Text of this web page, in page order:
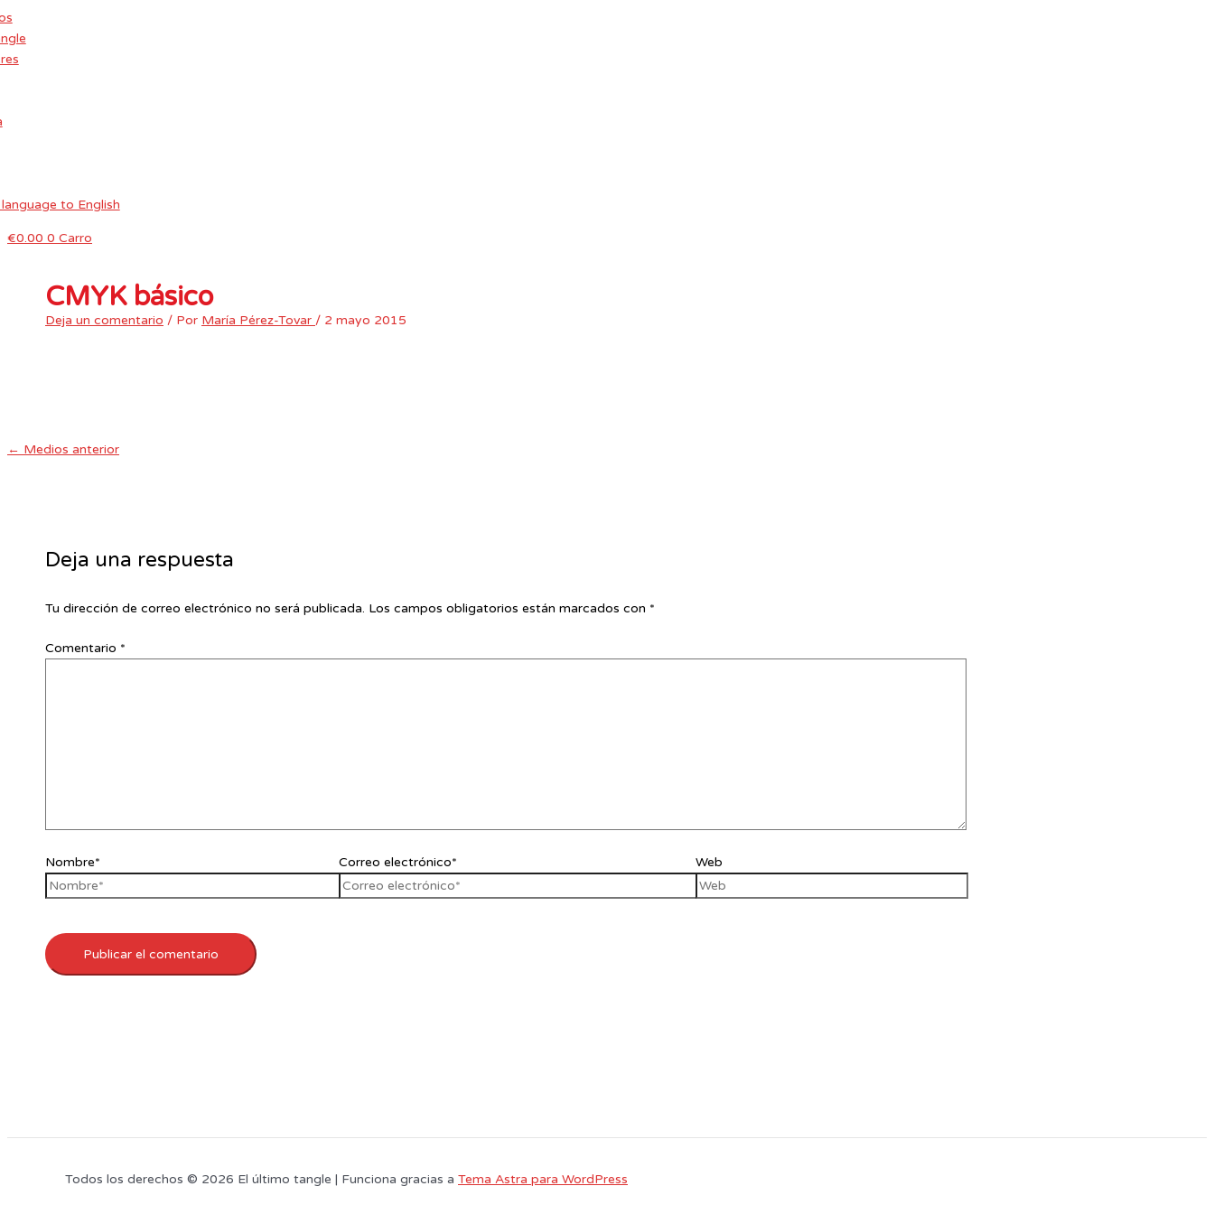
Ir al contenido
€0.00 0 Carro
CMYK básico
Deja un comentario / Por María Pérez-Tovar / 2 mayo 2015
← Medios anterior
Deja una respuesta
Tu dirección de correo electrónico no será publicada. Los campos obligatorios están marcados con *
Comentario *
Nombre* Correo electrónico* Web
Todos los derechos © 2026 El último tangle | Funciona gracias a Tema Astra para WordPress